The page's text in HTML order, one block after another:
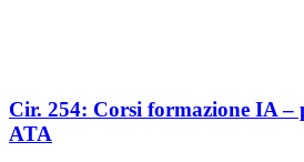
Cir. 254: Corsi formazione IA –
ATA